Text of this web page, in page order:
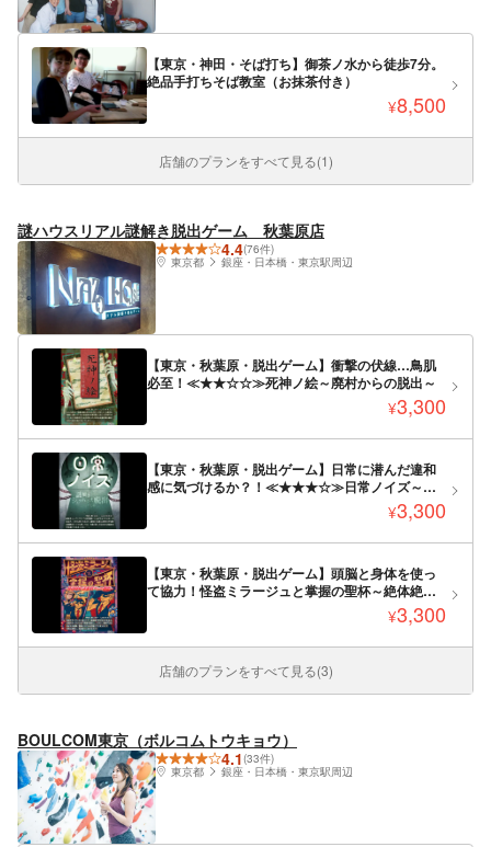
【東京・神田・そば打ち】御茶ノ水から徒歩7分。
絶品手打ちそば教室（お抹茶付き）
¥8,500
店舗のプランをすべて見る(1)
謎ハウスリアル謎解き脱出ゲーム 秋葉原店
4.4(76件)
東京都
銀座・日本橋・東京駅周辺
【東京・秋葉原・脱出ゲーム】衝撃の伏線…鳥肌
必至！≪★★☆☆≫死神ノ絵～廃村からの脱出～
¥3,300
【東京・秋葉原・脱出ゲーム】日常に潜んだ違和
感に気づけるか？！≪★★★☆≫日常ノイズ～謎
¥3,300
【東京・秋葉原・脱出ゲーム】頭脳と身体を使っ
て協力！怪盗ミラージュと掌握の聖杯～絶体絶命
¥3,300
店舗のプランをすべて見る(3)
BOULCOM東京（ボルコムトウキョウ）
4.1(33件)
東京都
銀座・日本橋・東京駅周辺